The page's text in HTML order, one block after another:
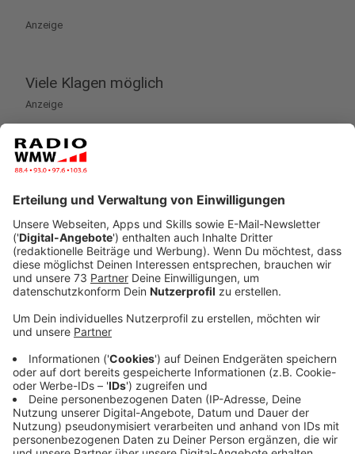
Anzeige
Viele Klagen möglich
Anzeige
Ob das Urteil zu einer Klagewelle führt - darüber gehen
darüber, wie lange zurückgeblickt werden kann. Das
Gericht ließ den Zeitraum offen. Er fürchte, "dass es
nun zu zahlreichen Klagen zu lange beendeten
Arbeitsverhältnissen kommt", sagte der Anwalt der
Arbeitgeberseite in der Verhandlung. "Viele
Arbeitnehmer haben bei laufenden
Arbeitsverhältnissen Angst, ihre Rechte
durchzusetzen", so der Anwalt einer Klägerin. In den
beiden Fällen ging es um Urlaubsansprüche, die bis
zum Jahr 2014 zurückreichten.
Anzeige